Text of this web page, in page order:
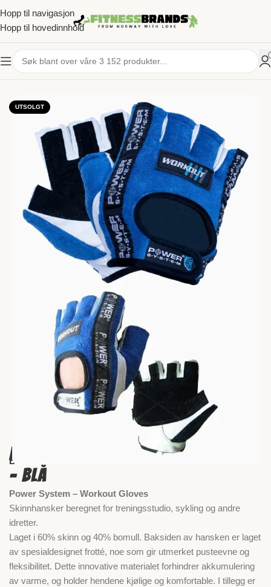
Hopp til navigasjon
Hopp til hovedinnhold
HJEM
UTSOLGT
Brand / Merkevare:
Power System Treningshansker
– Blå
Power System – Workout Gloves
Skinnhansker beregnet for treningsstudio, sykling og andre
idretter.
Laget i 60% skinn og 40% bomull. Baksiden av hansken er laget
av spesialdesignet frotté, noe som gir utmerket pusteevne og
fleksibilitet. Dette innovative materialet forhindrer akkumulering
av varme, og holder hendene kjølige og komfortable. I tillegg er